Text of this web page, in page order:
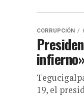
CORRUPCIÓN
19, el